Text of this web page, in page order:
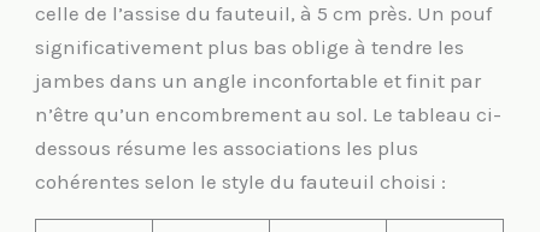
celle de l’assise du fauteuil, à 5 cm près. Un pouf
significativement plus bas oblige à tendre les
jambes dans un angle inconfortable et finit par
n’être qu’un encombrement au sol. Le tableau ci-
dessous résume les associations les plus
cohérentes selon le style du fauteuil choisi :